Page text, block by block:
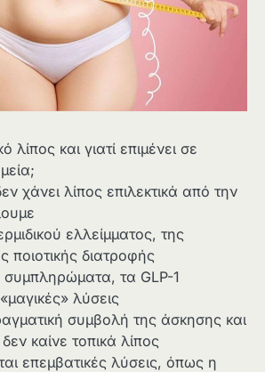
λίπος και γιατί επιμένει σε
χάνει λίπος επιλεκτικά από την
ελλείμματος, της
ποιοτικής διατροφής
συμπληρώματα, τα GLP-1
λύσεις
συμβολή της άσκησης και
δεν καίνε τοπικά λίπος
επεμβατικές λύσεις, όπως η